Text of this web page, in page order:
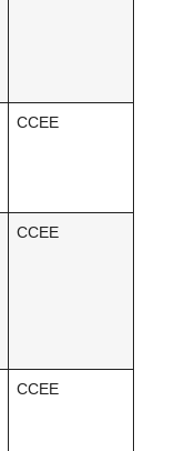
CCEE
CCEE
CCEE